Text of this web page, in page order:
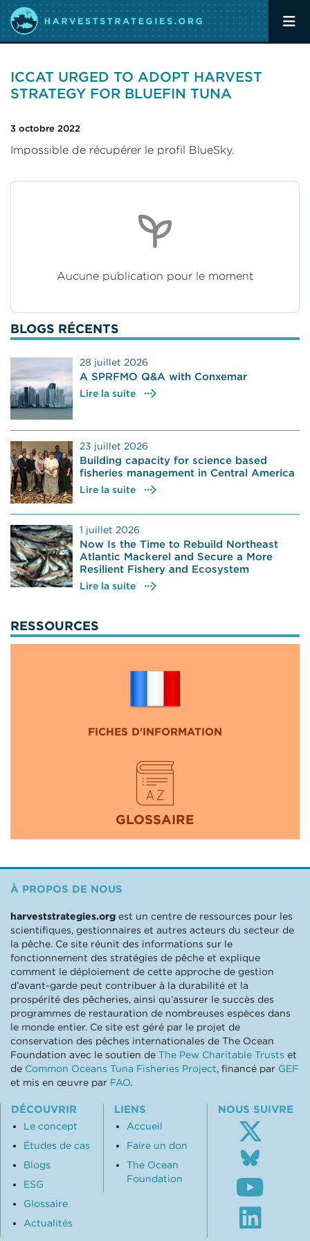
ICCAT URGED TO ADOPT HARVEST
STRATEGY FOR BLUEFIN TUNA
3 octobre 2022
Impossible de récupérer le profil BlueSky.
Aucune publication pour le moment
BLOGS RÉCENTS
28 juillet 2026
A SPRFMO Q&A with Conxemar
Lire la suite
23 juillet 2026
Building capacity for science based
fisheries management in Central America
Lire la suite
1 juillet 2026
Now Is the Time to Rebuild Northeast
Atlantic Mackerel and Secure a More
Resilient Fishery and Ecosystem
Lire la suite
RESSOURCES
FICHES D'INFORMATION
GLOSSAIRE
À PROPOS DE NOUS
harveststrategies.org est un centre de ressources pour les
scientifiques, gestionnaires et autres acteurs du secteur de
la pêche. Ce site réunit des informations sur le
fonctionnement des stratégies de pêche et explique
comment le déploiement de cette approche de gestion
d’avant-garde peut contribuer à la durabilité et la
prospérité des pêcheries, ainsi qu’assurer le succès des
programmes de restauration de nombreuses espèces dans
le monde entier. Ce site est géré par le projet de
conservation des pêches internationales de The Ocean
Foundation avec le soutien de The Pew Charitable Trusts et
de Common Oceans Tuna Fisheries Project, financé par GEF
et mis en œuvre par FAO.
DÉCOUVRIR
Le concept
Études de cas
Blogs
ESG
Glossaire
Actualités
LIENS
Accueil
Faire un don
The Ocean
Foundation
NOUS SUIVRE
us
on
to
our
Visit
our